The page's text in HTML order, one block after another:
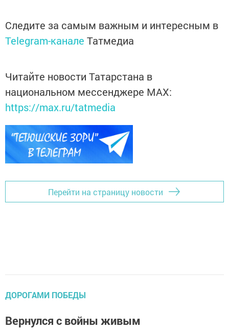
Следите за самым важным и интересным в
Telegram-канале Татмедиа
Читайте новости Татарстана в
национальном мессенджере MАХ:
https://max.ru/tatmedia
Перейти на страницу новости
ДОРОГАМИ ПОБЕДЫ
Вернулся с войны живым